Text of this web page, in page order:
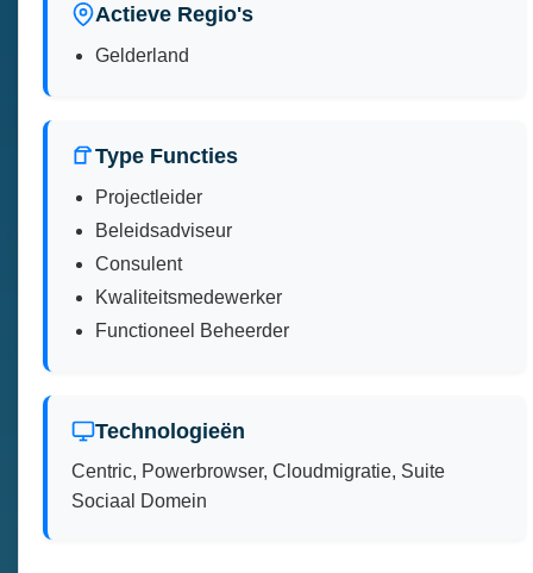
Actieve Regio's
Gelderland
Type Functies
Projectleider
Beleidsadviseur
Consulent
Kwaliteitsmedewerker
Functioneel Beheerder
Technologieën
Centric, Powerbrowser, Cloudmigratie, Suite
Sociaal Domein